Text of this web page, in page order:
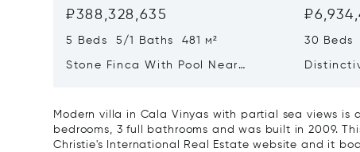
₽388,328,635
5 Beds 5/1 Baths 481 м²
Stone Finca With Pool Near
30 Beds
Modern villa in Cala Vinyas with partial sea views is
bedrooms, 3 full bathrooms and was built in 2009.
Christie's International Real Estate website and it